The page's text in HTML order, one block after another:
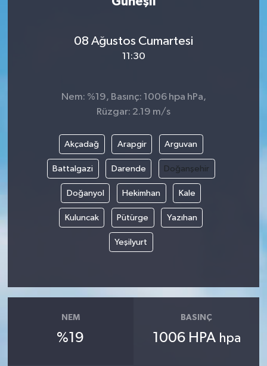
08 Ağustos Cumartesi
11:30
Nem: %19, Basınç: 1006 hpa hPa,
Rüzgar: 2.19 m/s
Akçadağ Arapgir Arguvan
Battalgazi Darende Doğanşehir
Doğanyol Hekimhan Kale
Kuluncak Pütürge Yazıhan
Yeşilyurt
NEM
%19
BASINÇ
1006 HPA hpa
Yaşam
Yurttan